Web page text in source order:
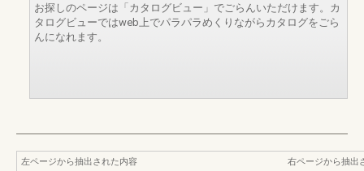
お探しのページは「カタログビュー」でごらんいただけます。カ
タログビューではweb上でパラパラめくりながらカタログをごら
んになれます。
左ページから抽出された内容
右ページから抽出